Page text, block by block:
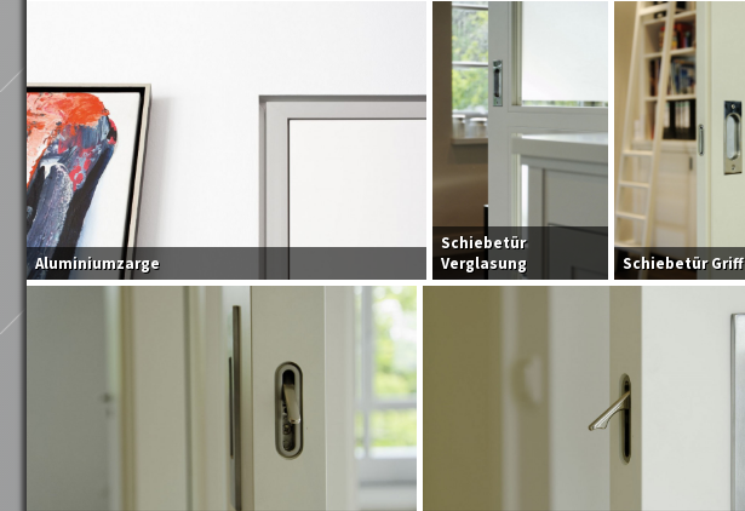
Aluminiumzarge
Schiebetür
Verglasung
Schiebetür Griff